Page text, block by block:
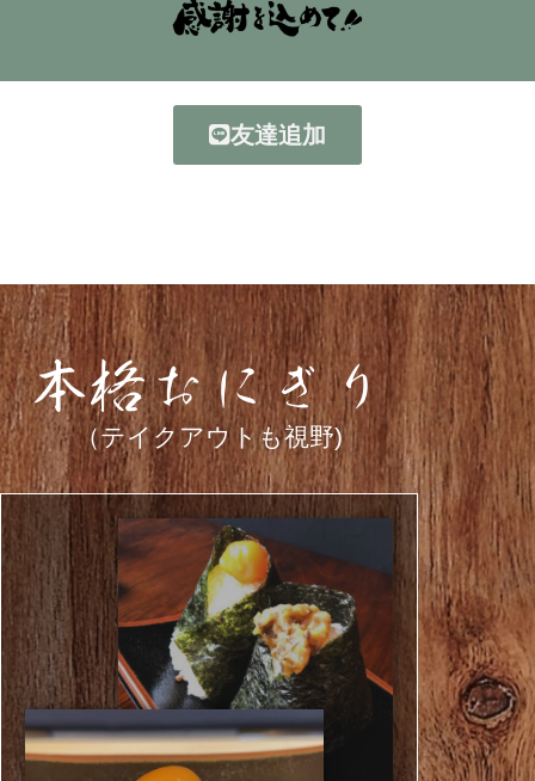
友達追加
（テイクアウトも視野)